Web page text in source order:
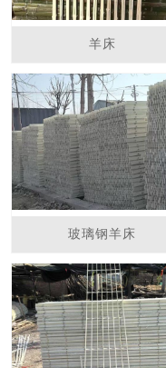
羊床
玻璃钢羊床